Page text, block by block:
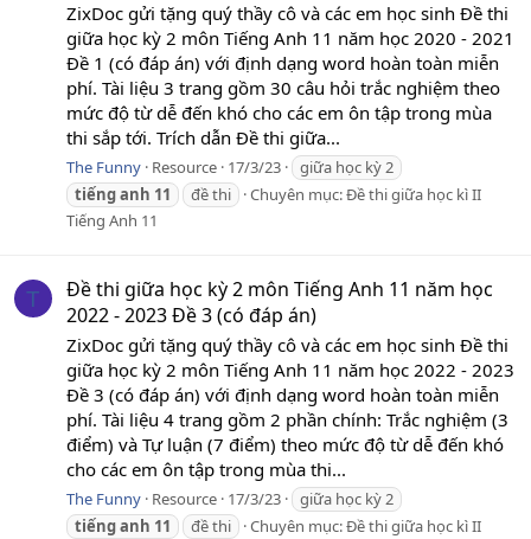
ZixDoc gửi tặng quý thầy cô và các em học sinh Đề thi
giữa học kỳ 2 môn Tiếng Anh 11 năm học 2020 - 2021
Đề 1 (có đáp án) với định dạng word hoàn toàn miễn
phí. Tài liệu 3 trang gồm 30 câu hỏi trắc nghiệm theo
mức độ từ dễ đến khó cho các em ôn tập trong mùa
thi sắp tới. Trích dẫn Đề thi giữa...
The Funny Resource 17/3/23
giữa học kỳ 2
tiếnganh 11 đề thi Chuyên mục:Đề thi giữa học kì II
Tiếng Anh 11
T
Đề thi giữa học kỳ 2 môn Tiếng Anh 11 năm học
2022 - 2023 Đề 3 (có đáp án)
ZixDoc gửi tặng quý thầy cô và các em học sinh Đề thi
giữa học kỳ 2 môn Tiếng Anh 11 năm học 2022 - 2023
Đề 3 (có đáp án) với định dạng word hoàn toàn miễn
phí. Tài liệu 4 trang gồm 2 phần chính: Trắc nghiệm (3
điểm) và Tự luận (7 điểm) theo mức độ từ dễ đến khó
cho các em ôn tập trong mùa thi...
The Funny Resource 17/3/23
giữa học kỳ 2
tiếnganh 11 đề thi Chuyên mục:Đề thi giữa học kì II